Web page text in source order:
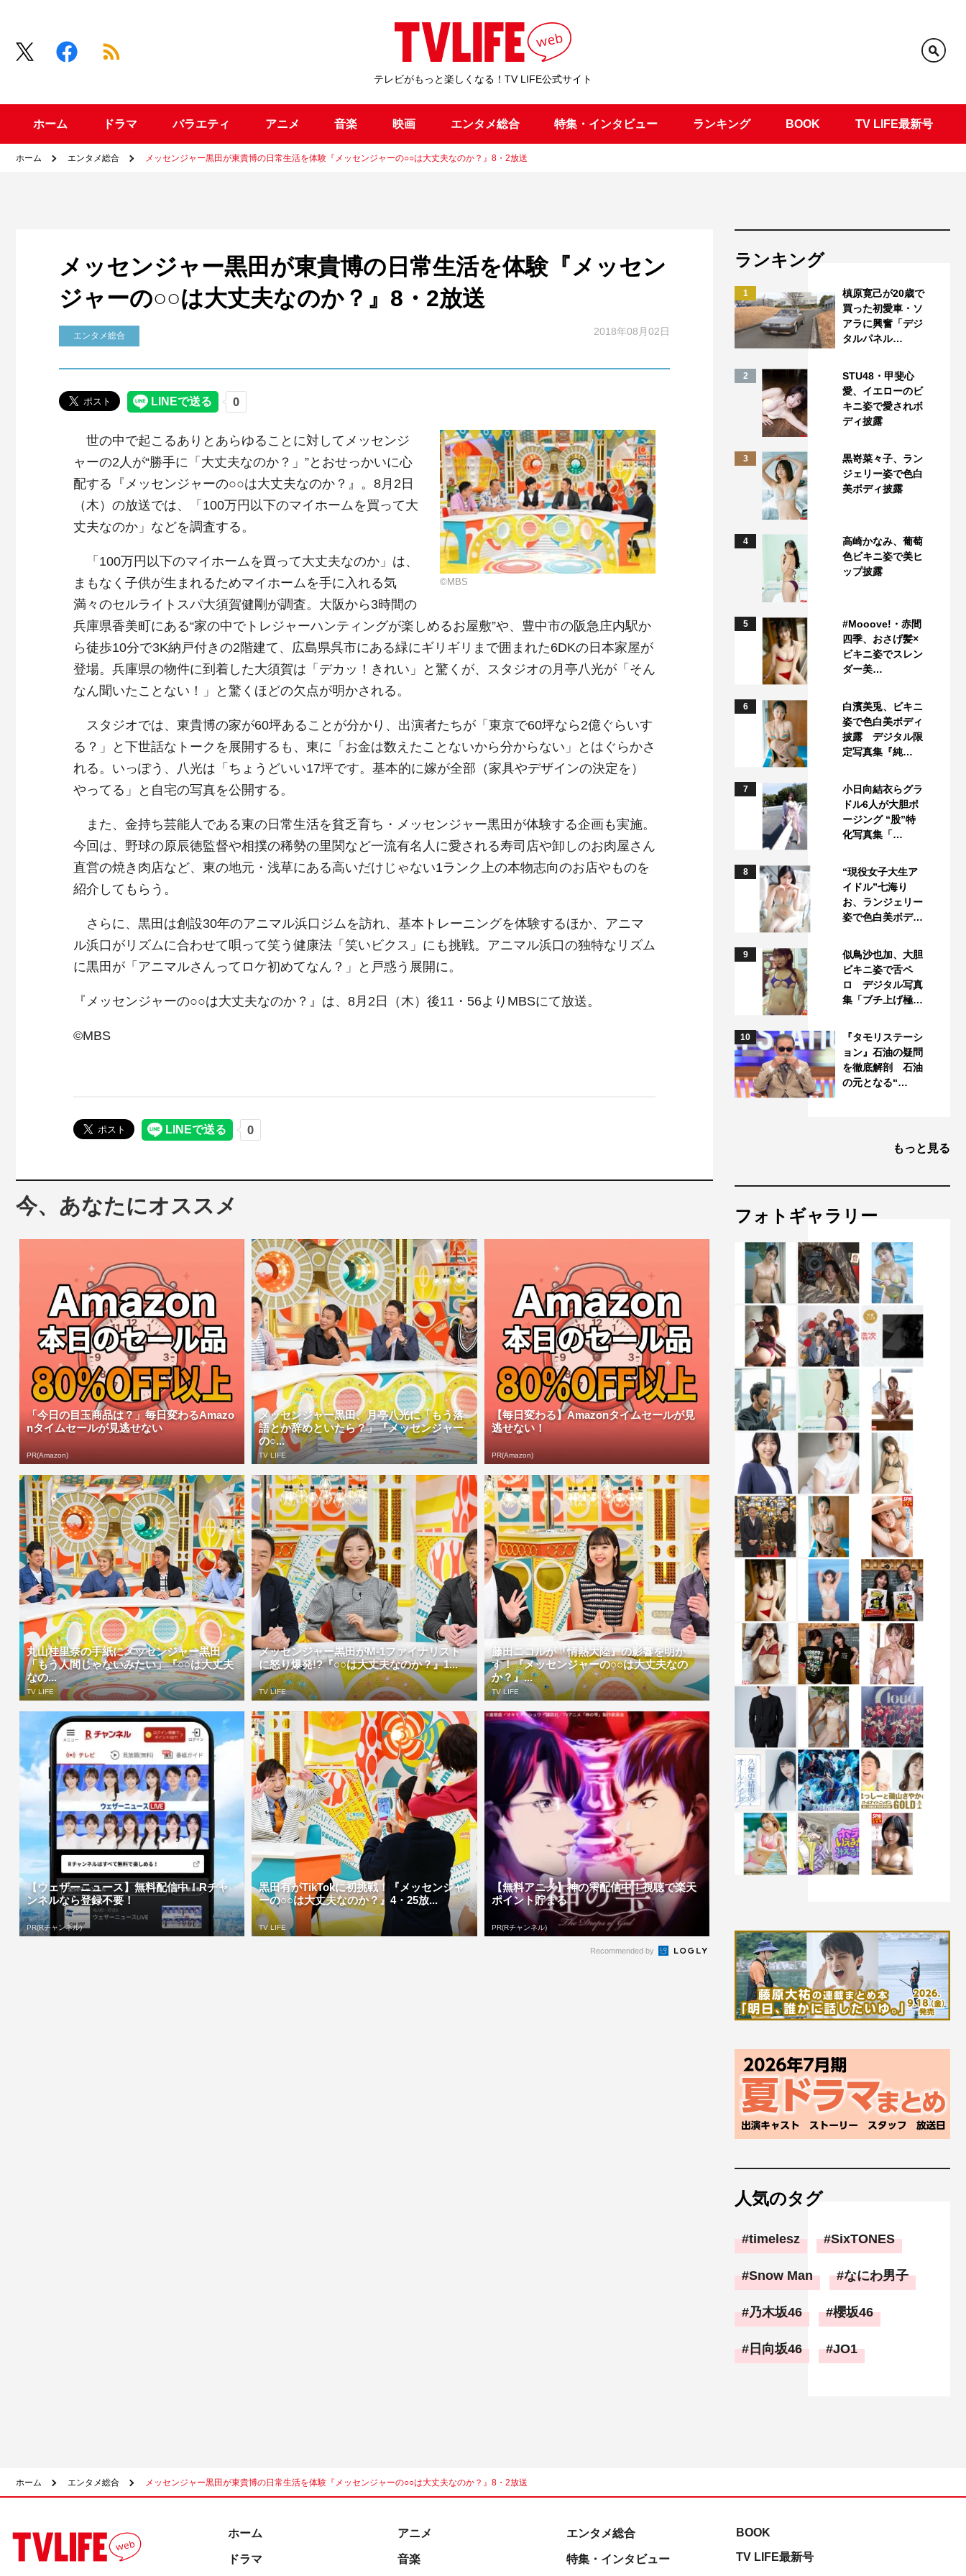
テレビがもっと楽しくなる！TV LIFE公式サイト
ホーム ドラマ バラエティ アニメ 音楽 映画 エンタメ総合 特集・インタビュー ランキング BOOK TV LIFE最新号
ホーム エンタメ総合 メッセンジャー黒田が東貴博の日常生活を体験『メッセンジャーの○○は大丈夫なのか？』8・2放送
メッセンジャー黒田が東貴博の日常生活を体験『メッセン
ジャーの○○は大丈夫なのか？』8・2放送
エンタメ総合 2018年08月02日
©MBS
世の中で起こるありとあらゆることに対してメッセンジ
ャーの2人が“勝手に「大丈夫なのか？」”とおせっかいに心
配する『メッセンジャーの○○は大丈夫なのか？』。8月2日
（木）の放送では、「100万円以下のマイホームを買って大
丈夫なのか」などを調査する。
「100万円以下のマイホームを買って大丈夫なのか」は、
まもなく子供が生まれるためマイホームを手に入れる気
満々のセルライトスパ大須賀健剛が調査。大阪から3時間の
兵庫県香美町にある“家の中でトレジャーハンティングが楽しめるお屋敷”や、豊中市の阪急庄内駅か
ら徒歩10分で3K納戸付きの2階建て、広島県呉市にある緑にギリギリまで囲まれた6DKの日本家屋が
登場。兵庫県の物件に到着した大須賀は「デカッ！きれい」と驚くが、スタジオの月亭八光が「そん
なん聞いたことない！」と驚くほどの欠点が明かされる。
スタジオでは、東貴博の家が60坪あることが分かり、出演者たちが「東京で60坪なら2億ぐらいす
る？」と下世話なトークを展開するも、東に「お金は数えたことないから分からない」とはぐらかさ
れる。いっぽう、八光は「ちょうどいい17坪です。基本的に嫁が全部（家具やデザインの決定を）
やってる」と自宅の写真を公開する。
また、金持ち芸能人である東の日常生活を貧乏育ち・メッセンジャー黒田が体験する企画も実施。
今回は、野球の原辰徳監督や相撲の稀勢の里関など一流有名人に愛される寿司店や卸しのお肉屋さん
直営の焼き肉店など、東の地元・浅草にある高いだけじゃない1ランク上の本物志向のお店やものを
紹介してもらう。
さらに、黒田は創設30年のアニマル浜口ジムを訪れ、基本トレーニングを体験するほか、アニマ
ル浜口がリズムに合わせて唄って笑う健康法「笑いビクス」にも挑戦。アニマル浜口の独特なリズム
に黒田が「アニマルさんってロケ初めてなん？」と戸惑う展開に。
『メッセンジャーの○○は大丈夫なのか？』は、8月2日（木）後11・56よりMBSにて放送。
©MBS
今、あなたにオススメ
「今日の目玉商品は？」毎日変わるAmazo
nタイムセールが見逃せない
PR(Amazon)
メッセンジャー黒田、月亭八光に「もう落
語とか辞めといたら？」『メッセンジャー
の○...
TV LIFE
【毎日変わる】Amazonタイムセールが見
逃せない！
PR(Amazon)
丸山桂里奈の手紙にメッセンジャー黒田
「もう人間じゃないみたい」『○○は大丈夫
なの...
TV LIFE
メッセンジャー黒田がM-1ファイナリスト
に怒り爆発!?『○○は大丈夫なのか？』1...
TV LIFE
藤田ニコルが『情熱大陸』の影響を明か
す！『メッセンジャーの○○は大丈夫なの
か？』...
TV LIFE
【ウェザーニュース】無料配信中！Rチャ
ンネルなら登録不要！
PR(Rチャンネル)
黒田有がTikTokに初挑戦！『メッセンジャ
ーの○○は大丈夫なのか？』4・25放...
TV LIFE
【無料アニメ】神の雫配信中！視聴で楽天
ポイント貯まる
PR(Rチャンネル)
Recommended by
ランキング
1
槙原寛己が20歳で
買った初愛車・ソ
アラに興奮「デジ
タルパネル…
2
STU48・甲斐心
愛、イエローのビ
キニ姿で愛されボ
ディ披露
3
黒嵜菜々子、ラン
ジェリー姿で色白
美ボディ披露
4
高崎かなみ、葡萄
色ビキニ姿で美ヒ
ップ披露
5
#Mooove!・赤間
四季、おさげ髪×
ビキニ姿でスレン
ダー美…
6
白濱美兎、ビキニ
姿で色白美ボディ
披露 デジタル限
定写真集『純…
7
小日向結衣らグラ
ドル6人が大胆ポ
ージング “股”特
化写真集「…
8
“現役女子大生ア
イドル”七海り
お、ランジェリー
姿で色白美ボデ…
9
似鳥沙也加、大胆
ビキニ姿で舌ペ
ロ デジタル写真
集「ブチ上げ極…
10
『タモリステーシ
ョン』石油の疑問
を徹底解剖 石油
の元となる“…
もっと見る
フォトギャラリー
人気のタグ
timelesz SixTONES
Snow Man なにわ男子
乃木坂46 櫻坂46
日向坂46 JO1
ホーム エンタメ総合 メッセンジャー黒田が東貴博の日常生活を体験『メッセンジャーの○○は大丈夫なのか？』8・2放送
ホーム
ドラマ
アニメ
音楽
エンタメ総合
特集・インタビュー
BOOK
TV LIFE最新号